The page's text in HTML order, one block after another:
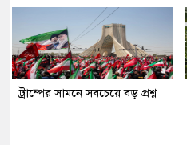
ট্রাম্পের সামনে সবচেয়ে বড় প্রশ্ন